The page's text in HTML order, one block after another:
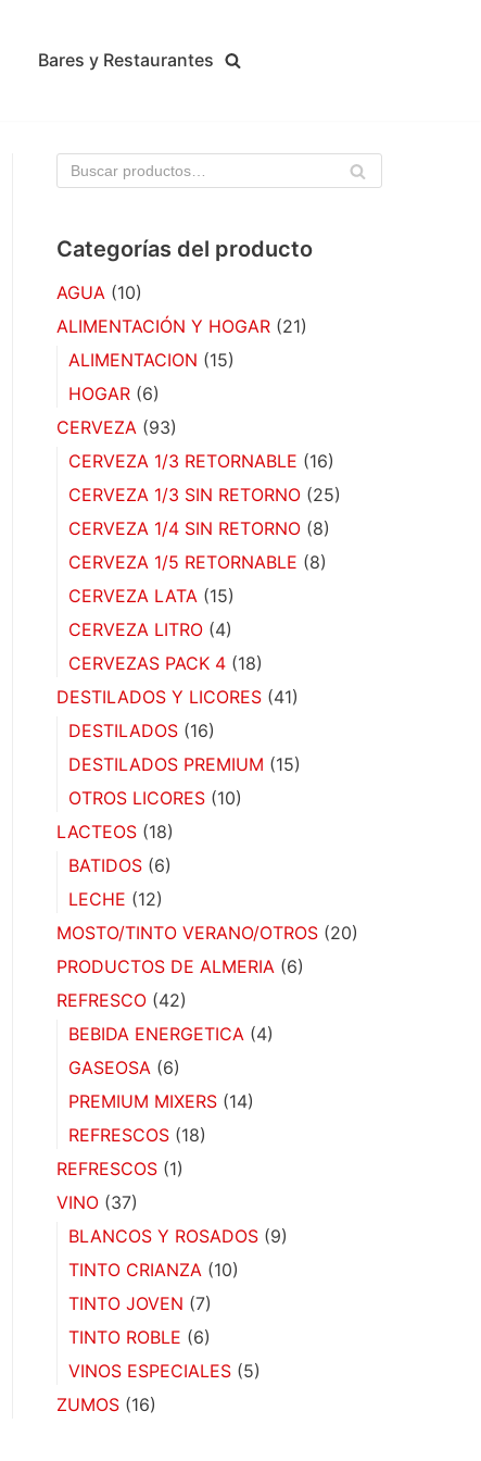
Bares y Restaurantes
BU
Categorías del producto
AGUA (10)
ALIMENTACIÓN Y HOGAR (21)
ALIMENTACION (15)
HOGAR (6)
CERVEZA (93)
CERVEZA 1/3 RETORNABLE (16)
CERVEZA 1/3 SIN RETORNO (25)
CERVEZA 1/4 SIN RETORNO (8)
CERVEZA 1/5 RETORNABLE (8)
CERVEZA LATA (15)
CERVEZA LITRO (4)
CERVEZAS PACK 4 (18)
DESTILADOS Y LICORES (41)
DESTILADOS (16)
DESTILADOS PREMIUM (15)
OTROS LICORES (10)
LACTEOS (18)
BATIDOS (6)
LECHE (12)
MOSTO/TINTO VERANO/OTROS (20)
PRODUCTOS DE ALMERIA (6)
REFRESCO (42)
BEBIDA ENERGETICA (4)
GASEOSA (6)
PREMIUM MIXERS (14)
REFRESCOS (18)
REFRESCOS (1)
VINO (37)
BLANCOS Y ROSADOS (9)
TINTO CRIANZA (10)
TINTO JOVEN (7)
TINTO ROBLE (6)
VINOS ESPECIALES (5)
ZUMOS (16)